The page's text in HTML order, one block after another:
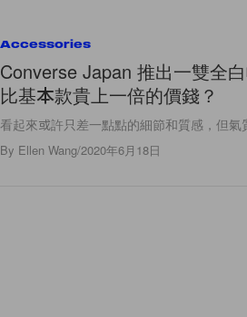
Accessories
Converse Japan 推出一雙全
比基本款貴上一倍的價錢？
看起來或許只差一點點的細節和質感，但氣
By Ellen Wang/2020年6月18日